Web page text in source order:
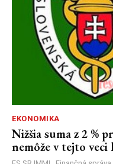
EKONOMIKA
Nižšia suma z 2 %
nemôže v tejto